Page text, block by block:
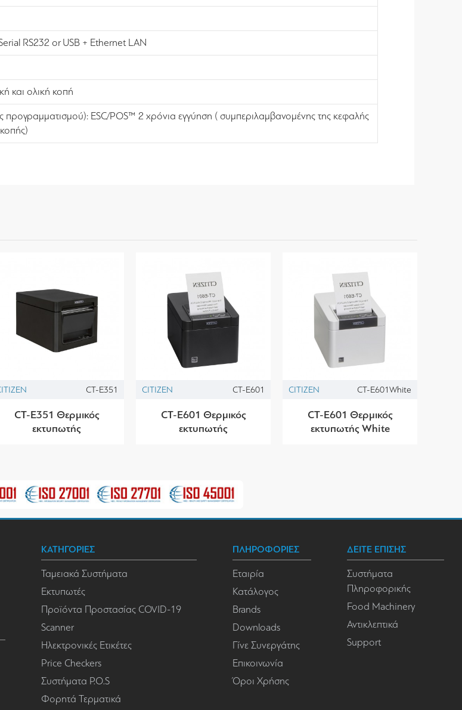
RS232 or USB + Ethernet LAN
και ολική κοπή
προγραμματισμού): ESC/POS™ 2 χρόνια εγγύηση ( συμπεριλαμβανομένης της κεφαλής
CT-E351
CT-E351 Θερμικός
εκτυπωτής
CITIZEN CT-E601
CT-E601 Θερμικός
εκτυπωτής
CITIZEN CT-E601White
CT-E601 Θερμικός
εκτυπωτής White
ΚΑΤΗΓΟΡΙΕΣ
Ταμειακά Συστήματα
Εκτυπωτές
Προϊόντα Προστασίας COVID-19
Scanner
Ηλεκτρονικές Ετικέτες
Price Checkers
Συστήματα P.O.S
Φορητά Τερματικά
ΠΛΗΡΟΦΟΡΙΕΣ
Εταιρία
Κατάλογος
Brands
Downloads
Γίνε Συνεργάτης
Επικοινωνία
Όροι Χρήσης
ΔΕΙΤΕ ΕΠΙΣΗΣ
Συστήματα
Πληροφορικής
Food Machinery
Αντικλεπτικά
Support